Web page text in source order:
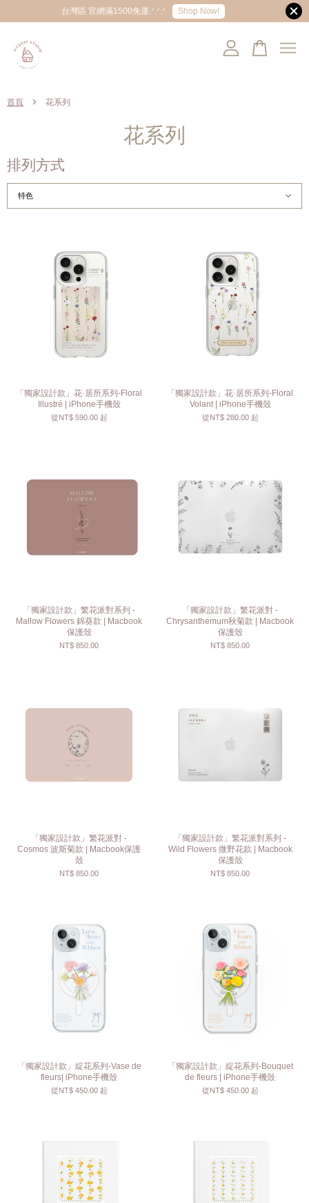
台灣區 官網滿1500免運.ᐟ.ᐟ.ᐟ Shop Now!
首頁 › 花系列
花系列
排列方式
「獨家設計款」花·居所系列-Floral
Illustré | iPhone手機殼
從NT$ 590.00 起
「獨家設計款」花·居所系列-Floral
Volant | iPhone手機殼
從NT$ 280.00 起
「獨家設計款」繁花派對系列 -
Mallow Flowers 錦葵款 | Macbook
保護殼
NT$ 850.00
「獨家設計款」繁花派對 -
Chrysanthemum秋菊款 | Macbook
保護殼
NT$ 850.00
「獨家設計款」繁花派對 -
Cosmos 波斯菊款 | Macbook保護
殼
NT$ 850.00
「獨家設計款」繁花派對系列 -
Wild Flowers 微野花款 | Macbook
保護殼
NT$ 850.00
「獨家設計款」綻花系列-Vase de
fleurs| iPhone手機殼
從NT$ 450.00 起
「獨家設計款」綻花系列-Bouquet
de fleurs | iPhone手機殼
從NT$ 450.00 起
您的購物車目前還是空的。